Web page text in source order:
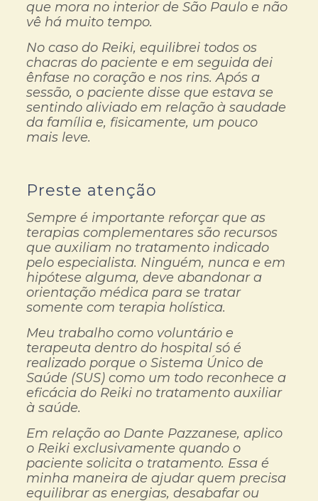
que mora no interior de São Paulo e não
vê há muito tempo.
No caso do Reiki, equilibrei todos os
chacras do paciente e em seguida dei
ênfase no coração e nos rins. Após a
sessão, o paciente disse que estava se
sentindo aliviado em relação à saudade
da família e, fisicamente, um pouco
mais leve.
Preste atenção
Sempre é importante reforçar que as
terapias complementares são recursos
que auxiliam no tratamento indicado
pelo especialista. Ninguém, nunca e em
hipótese alguma, deve abandonar a
orientação médica para se tratar
somente com terapia holística.
Meu trabalho como voluntário e
terapeuta dentro do hospital só é
realizado porque o Sistema Único de
Saúde (SUS) como um todo reconhece a
eficácia do Reiki no tratamento auxiliar
à saúde.
Em relação ao Dante Pazzanese, aplico
o Reiki exclusivamente quando o
paciente solicita o tratamento. Essa é
minha maneira de ajudar quem precisa
equilibrar as energias, desabafar ou